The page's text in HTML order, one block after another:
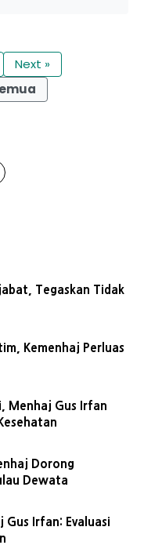
Next »
Tegaskan Tidak
Kemenhaj Perluas
Menhaj Gus Irfan
Dorong
Dewata
Gus Irfan: Evaluasi